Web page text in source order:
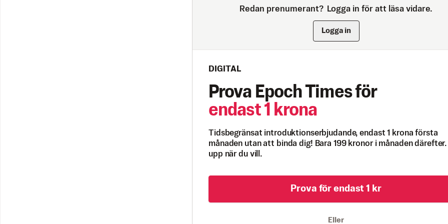
Redan prenumerant? Logga in för att läsa vidare.
Logga in
DIGITAL
Prova Epoch Times för
endast 1 krona
Tidsbegränsat introduktionserbjudande, endast 1 krona första
månaden utan att binda dig! Bara 199 kronor i månaden därefter.
upp när du vill.
Prova för endast 1 kr
Eller